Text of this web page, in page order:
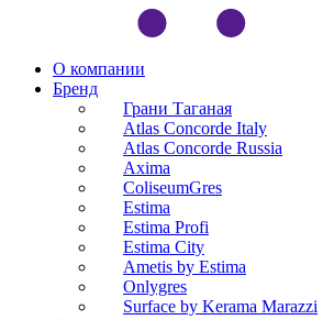
О компании
Бренд
Грани Таганая
Atlas Concorde Italy
Atlas Concorde Russia
Axima
ColiseumGres
Estima
Estima Profi
Estima City
Ametis by Estima
Onlygres
Surface by Kerama Marazzi